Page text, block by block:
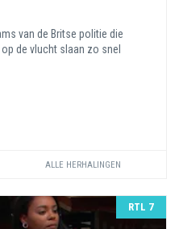
van de Britse politie die
de vlucht slaan zo snel
ALLE HERHALINGEN
RTL 7